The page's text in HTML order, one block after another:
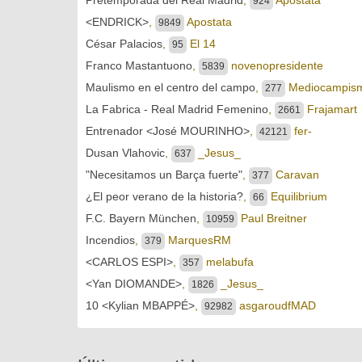
<ENDRICK>
9849
Apostata
César Palacios
95
El 14
Franco Mastantuono
5839
novenopresidente
Maulismo en el centro del campo
277
La Fabrica - Real Madrid Femenino
2661
Frajamart
Entrenador <José MOURINHO>
42121
fer-
Dusan Vlahovic
637
_Jesus_
"Necesitamos un Barça fuerte"
377
Caravan
¿El peor verano de la historia?
66
Equilibrium
F.C. Bayern München
10959
Paul Breitner
Incendios
379
MarquesRM
<CARLOS ESPI>
357
melabufa
<Yan DIOMANDE>
1826
_Jesus_
10 <Kylian MBAPPÉ>
92982 asgaroudfMAD